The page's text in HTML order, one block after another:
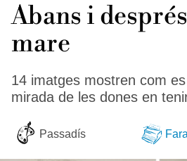
Abans i
mare
14 imatges mostren com
mirada de les dones en
Passadís